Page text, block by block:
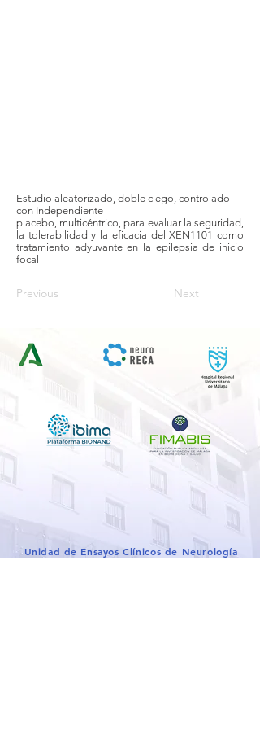
Estudio aleatorizado, doble ciego, controlado
con Independiente
placebo, multicéntrico, para evaluar la seguridad,
la tolerabilidad y la eficacia del XEN1101 como
tratamiento adyuvante en la epilepsia de inicio
focal
Previous Next
Unidad de Ensayos Clínicos de Neurología